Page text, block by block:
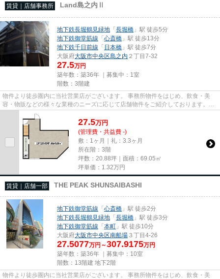
賃貸｜店舗事務所 Land島之内Ⅱ
地下鉄長堀鶴見緑地 「長堀橋 」駅 徒歩5分
地下鉄御堂筋線 「心斎橋 」駅 徒歩13分
地下鉄千日前線 「 日本橋 」駅 徒歩7分
大阪府大阪市中央区島之内 ２丁目7-32
27.5万円
築年数：築36年 ｜募集中： 1室
階数：3階建
物件より徒歩圏内に当社営業店がございます。 事務所物件をはじめ、飲食・美
容・物販などの様々な業種のニーズに応じて店舗物件をご紹介しております。
尚、弊社ではおとり広告は一切...
27.5万円
(管理費・共益費 -)
敷：1ヶ月｜礼：3.3ヶ月
所在階：3階
坪数：20.88坪｜面積：69.05㎡
坪単価： 1.32万円
賃貸｜店舗一部 THE PEAK SHUNSAIBASHI
地下鉄御堂筋線 「心斎橋 」駅 徒歩2分
地下鉄長堀鶴見緑地 「長堀橋 」駅 徒歩3分
地下鉄御堂筋線 「本町 」駅 徒歩10分
大阪府大阪市中央区南船場 ３丁目4-26
27.5077万円～307.9175万円
築年数：築36年 ｜募集中： 10室
階数：13階建 地下2階
物件より徒歩圏内に当社営業店がございます。 事務所物件をはじめ、飲食・美